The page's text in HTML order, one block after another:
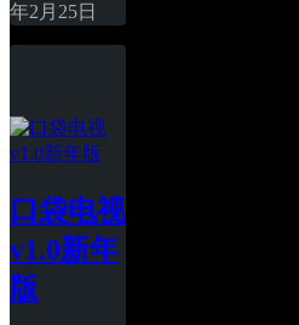
年2月25日
口袋电视
v1.0新年
版